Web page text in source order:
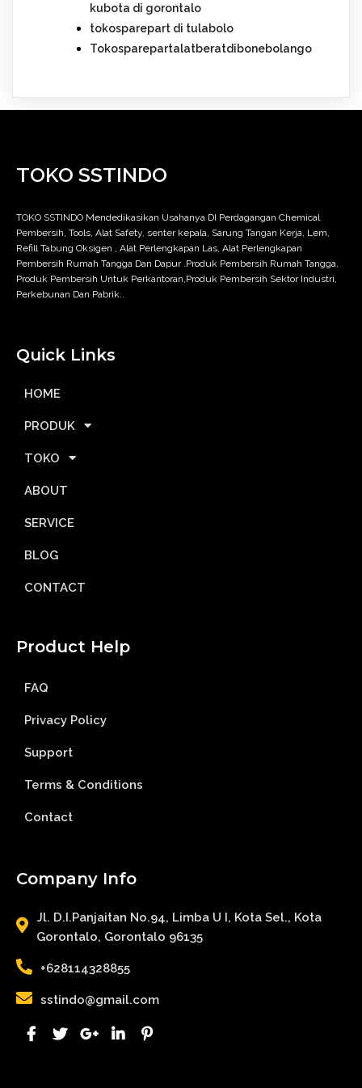
kubota di gorontalo
tokosparepart di tulabolo
Tokosparepartalatberatdibonebolango
TOKO SSTINDO
TOKO SSTINDO Mendedikasikan Usahanya DI Perdagangan Chemical
Pembersih, Tools, Alat Safety, senter kepala, Sarung Tangan Kerja, Lem,
Refill Tabung Oksigen , Alat Perlengkapan Las, Alat Perlengkapan
Pembersih Rumah Tangga Dan Dapur .Produk Pembersih Rumah Tangga,
Produk Pembersih Untuk Perkantoran,Produk Pembersih Sektor Industri,
Perkebunan Dan Pabrik..
Quick Links
HOME
PRODUK
TOKO
ABOUT
SERVICE
BLOG
CONTACT
Product Help
FAQ
Privacy Policy
Support
Terms & Conditions
Contact
Company Info
Jl. D.I.Panjaitan No.94, Limba U I, Kota Sel., Kota
Gorontalo, Gorontalo 96135
+628114328855
sstindo@gmail.com